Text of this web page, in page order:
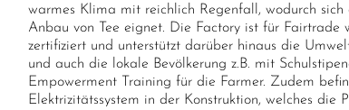
warmes Klima mit reichlich Regenfall, wodurch
Anbau von Tee eignet. Die Factory ist für Fairtrade
zertifiziert und unterstützt darüber hinaus die
und auch die lokale Bevölkerung z.B. mit
Empowerment Training für die Farmer. Zudem
Elektrizitätssystem in der Konstruktion, welches die